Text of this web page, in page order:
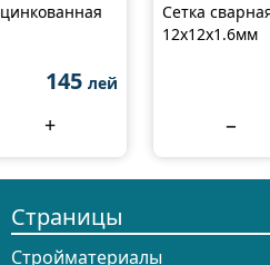
145 лей
+
Сетка
12x12x1.6мм
−
Страницы
Cтройматериалы